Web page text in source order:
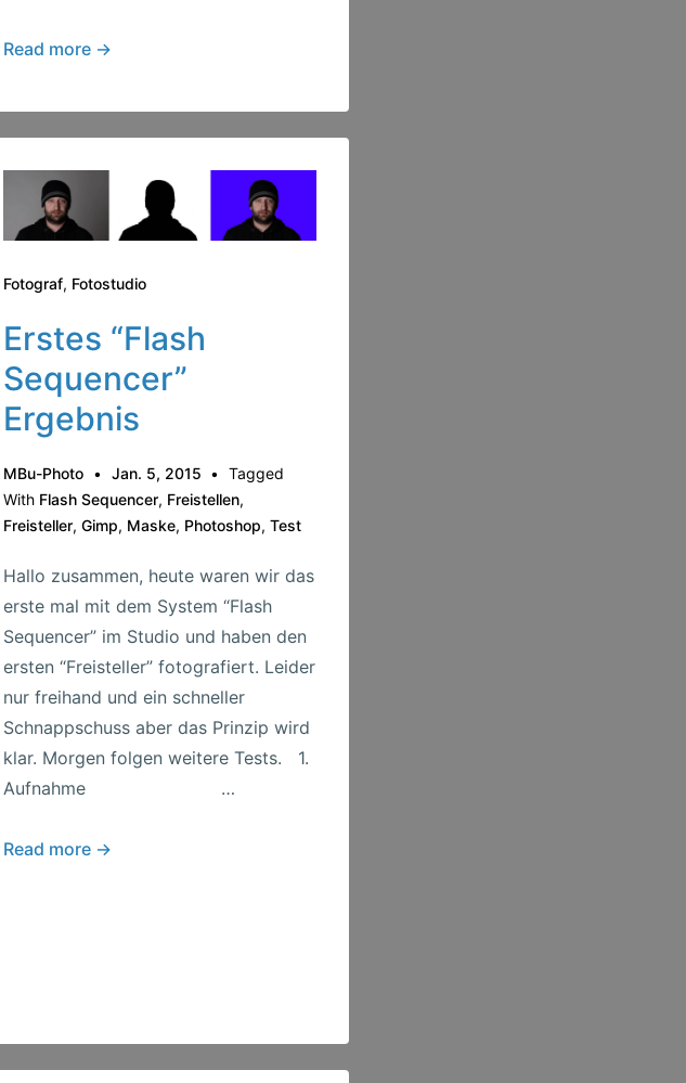
Weitere
bestellt
Read more →
Fotograf, Fotostudio
Erstes “Flash
Sequencer”
Ergebnis
MBu-Photo Jan. 5, 2015
Tagged
With Flash Sequencer, Freistellen,
Freisteller, Gimp, Maske, Photoshop, Test
Hallo zusammen, heute waren wir das
erste mal mit dem System “Flash
Sequencer” im Studio und haben den
ersten “Freisteller” fotografiert. Leider
nur freihand und ein schneller
Schnappschuss aber das Prinzip wird
klar. Morgen folgen weitere Tests. 1.
Aufnahme …
Erstes
Read more →